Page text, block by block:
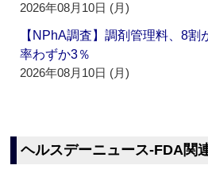
2026年08月10日 (月)
【NPhA調査】調剤管理料、8割
率わずか3％
2026年08月10日 (月)
ヘルスデーニュース‐FDA関